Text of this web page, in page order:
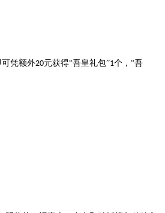
可凭额外20元获得“吾皇礼包”1个，“吾